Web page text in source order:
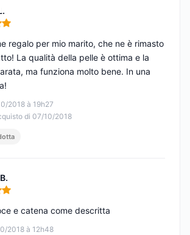
5
2018 à 19h27
di 07/10/2018
regalo per mio marito, che ne è rimasto
La qualità della pelle è ottima e la
ma funziona molto bene. In una
5
2018 à 12h48
e catena come descritta